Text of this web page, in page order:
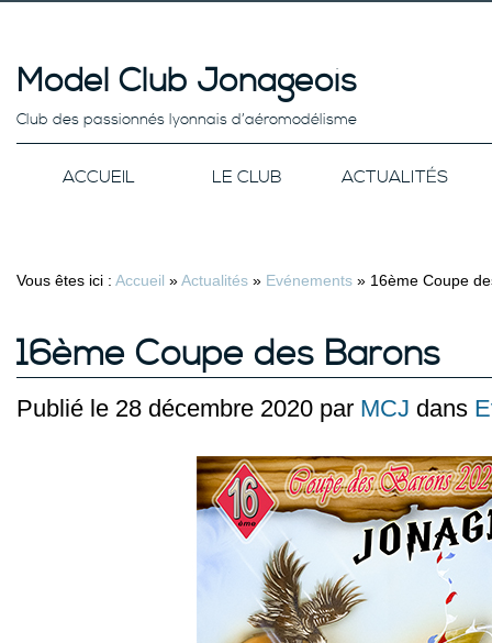
Model Club Jonageois
Club des passionnés lyonnais d’aéromodélisme
ACCUEIL LE CLUB ACTUALITÉS
Vous êtes ici : Accueil »Actualités » Evénements » 16ème Coupe
16ème Coupe des Barons
Publié le 28 décembre 2020 par MCJ dans